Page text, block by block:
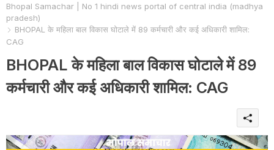
Bhopal Samachar | No 1 hindi news portal of central india (madhya
pradesh)
BHOPAL के महिला बाल विकास घोटाले में 89 कर्मचारी और कई अधिकारी शामिल:
CAG
BHOPAL के महिला बाल विकास घोटाले में 89
कर्मचारी और कई अधिकारी शामिल: CAG